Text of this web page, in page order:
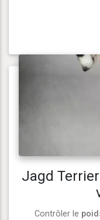
Jagd
Contrôler le